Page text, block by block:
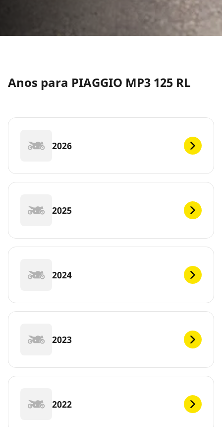
Anos para PIAGGIO MP3 125 RL
2026
2025
2024
2023
2022